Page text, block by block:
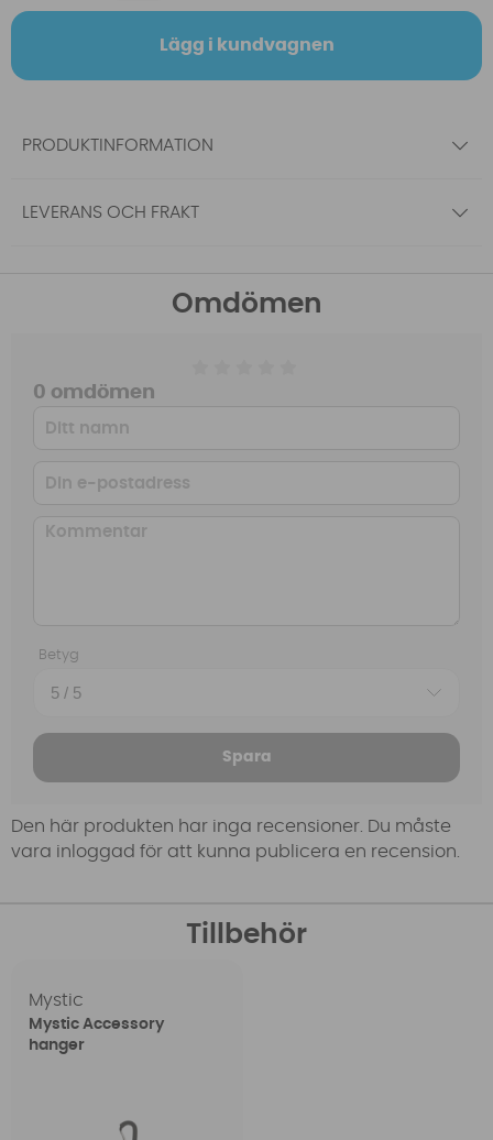
Lägg i kundvagnen
PRODUKTINFORMATION
LEVERANS OCH FRAKT
Omdömen
0 omdömen
Betyg
Spara
Den här produkten har inga recensioner. Du måste
vara inloggad för att kunna publicera en recension.
Tillbehör
Mystic
Mystic Accessory
hanger